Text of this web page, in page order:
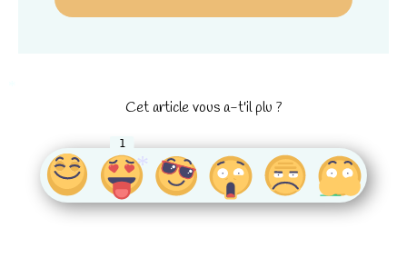
Cet article vous a-t'il plu ?
1